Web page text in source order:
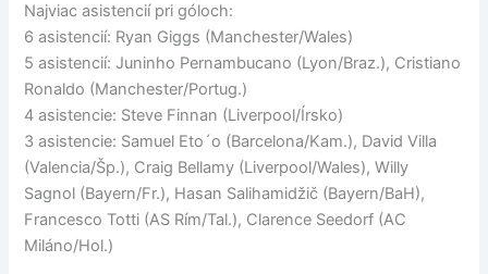
Najviac asistencií pri góloch:
6 asistencií: Ryan Giggs (Manchester/Wales)
5 asistencií: Juninho Pernambucano (Lyon/Braz.), Cristiano
Ronaldo (Manchester/Portug.)
4 asistencie: Steve Finnan (Liverpool/Írsko)
3 asistencie: Samuel Eto´o (Barcelona/Kam.), David Villa
(Valencia/Šp.), Craig Bellamy (Liverpool/Wales), Willy
Sagnol (Bayern/Fr.), Hasan Salihamidžič (Bayern/BaH),
Francesco Totti (AS Rím/Tal.), Clarence Seedorf (AC
Miláno/Hol.)